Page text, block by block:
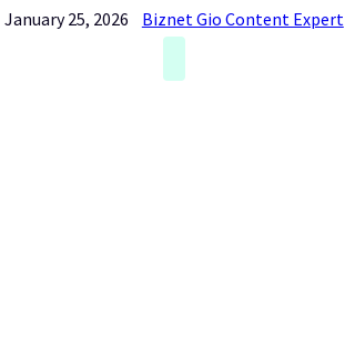
January 25, 2026 Biznet Gio Content Expert